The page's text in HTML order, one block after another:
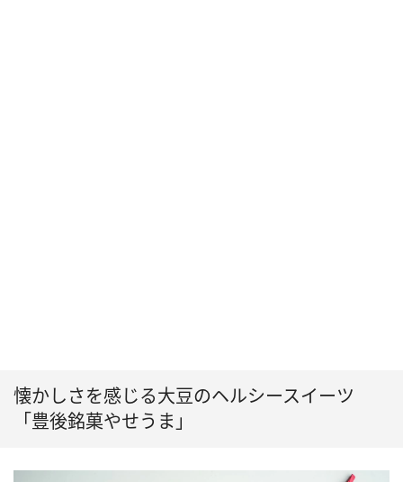
懐かしさを感じる大豆のヘルシースイーツ
「豊後銘菓やせうま」